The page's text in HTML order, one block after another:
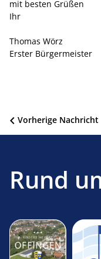
mit besten Grüßen
Ihr
Thomas Wörz
Erster Bürgermeister
Beitragsnavigation
Vorherige Nachricht
Rund